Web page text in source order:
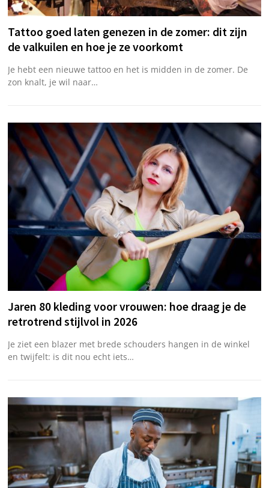
Tattoo goed laten genezen in de zomer: dit zijn
de valkuilen en hoe je ze voorkomt
Je hebt een nieuwe tattoo en het is midden in de zomer. De
zon knalt, je wil naar…
Jaren 80 kleding voor vrouwen: hoe draag je de
retrotrend stijlvol in 2026
Je ziet een blazer met brede schouders hangen in de winkel
en twijfelt: is dit nou echt iets…